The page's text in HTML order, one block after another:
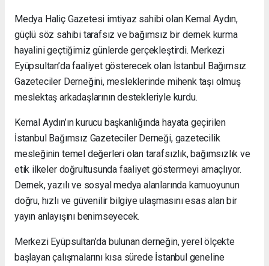
Medya Haliç Gazetesi imtiyaz sahibi olan Kemal Aydın,
güçlü söz sahibi tarafsız ve bağımsız bir dernek kurma
hayalini geçtiğimiz günlerde gerçekleştirdi. Merkezi
Eyüpsultan’da faaliyet gösterecek olan İstanbul Bağımsız
Gazeteciler Derneğini, mesleklerinde mihenk taşı olmuş
meslektaş arkadaşlarının destekleriyle kurdu.
Kemal Aydın’ın kurucu başkanlığında hayata geçirilen
İstanbul Bağımsız Gazeteciler Derneği, gazetecilik
mesleğinin temel değerleri olan tarafsızlık, bağımsızlık ve
etik ilkeler doğrultusunda faaliyet göstermeyi amaçlıyor.
Dernek, yazılı ve sosyal medya alanlarında kamuoyunun
doğru, hızlı ve güvenilir bilgiye ulaşmasını esas alan bir
yayın anlayışını benimseyecek.
Merkezi Eyüpsultan’da bulunan derneğin, yerel ölçekte
başlayan çalışmalarını kısa sürede İstanbul geneline